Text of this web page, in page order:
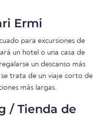
Ermi
para excursiones de
un hotel o una casa de
un descanso más
trata de un viaje corto de
más largas.
/ Tienda de